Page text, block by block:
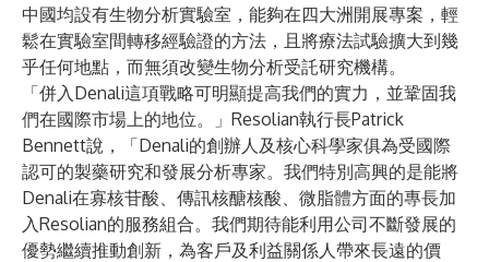
中國均設有生物分析實驗室，能夠在四大洲開展專案，輕
鬆在實驗室間轉移經驗證的方法，且將療法試驗擴大到幾
乎任何地點，而無須改變生物分析受託研究機構。
「併入Denali這項戰略可明顯提高我們的實力，並鞏固我
們在國際市場上的地位。」Resolian執行長Patrick
Bennett說，「Denali的創辦人及核心科學家俱為受國際
認可的製藥研究和發展分析專家。我們特別高興的是能將
Denali在寡核苷酸、傳訊核醣核酸、微脂體方面的專長加
入Resolian的服務組合。我們期待能利用公司不斷發展的
優勢繼續推動創新，為客戶及利益關係人帶來長遠的價